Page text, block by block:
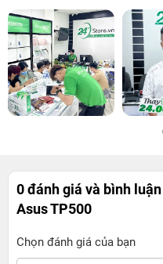
0 đánh giá và bình luận
Asus TP500
Chọn đánh giá của bạn